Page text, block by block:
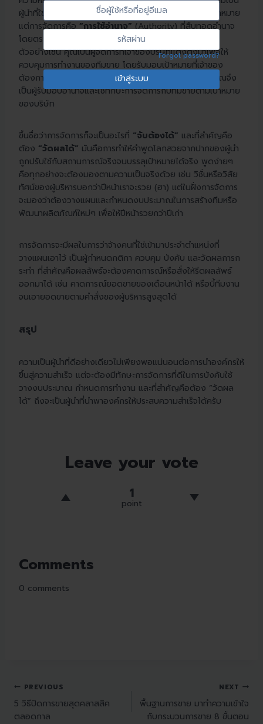
In
ผู้
ใช้
ที่
อยู่
ผ่าน
Forgot password?
ผู้นำที่ใช้อิทธิพลในการทำให้ผู้อื่นเชื่อและลงมือทำจนบรรลุเป้าหมาย
แต่การจัดการคือ“การใช้อำนาจ”(Authority) ที่สืบทอดอำนาจ
โดยตรงจากการแต่งตั้งโดยผู้นำระดับสูงอย่างเป็นทางการ
ตัวอย่างเช่น คุณเป็นผู้จัดการที่เจ้าของบริษัทแต่งตั้งมาเพื่อให้
ควบคุมการทำงานของทีมขาย โดยรับมอบเป้าหมายที่เจ้าของ
ต้องการให้คุณใช้งานทีมขายและฝึกฝนพวกเขาให้เก่งกาจ คุณจึง
เป็นผู้รับมอบอำนาจและใช้ทักษะการจัดการกับทีมขายตามเป้าหมาย
ของบริษัท
ขึ้นชื่อว่าการจัดการก็จะเป็นอะไรที่ “จับต้องได้” และที่สำคัญคือ
ต้อง “วัดผลได้” มันคือการทำให้คำพูดโลกสวยจากปากของผู้นำ
ถูกปรับใช้กับสถานการณ์จริงจนบรรลุเป้าหมายได้จริง พูดง่ายๆ
คือทุกอย่างจะต้องมองตามความเป็นจริงด้วย เช่น วิชั่นหรือวิสัย
ทัศน์ของผู้บริหารบอกว่าปีหน้าเราจะรวย (ฮา) แต่ในฝั่งการจัดการ
จะมองว่าต้องวางแผนและกำหนดงบประมาณในการสร้างทีมหรือ
พัฒนาผลิตภัณฑ์ใหม่ๆ เพื่อให้ปีหน้ารวยกว่าปีเก่า
การจัดการจะมีผลในการว่าจ้างคนที่ใช่เข้ามาประจำตำแหน่งที่
วางแผนเอาไว้ เป็นผู้กำหนดกติกา ควบคุม บังคับ และวัดผลการก
ระทำ ที่สำคัญคือผลลัพธ์จะต้องคาดการณ์หรือสั่งให้รีดผลลัพธ์
ออกมาได้ เช่น คาดการณ์ยอดขายของเดือนหน้าได้ หรือบี้ทีมงาน
จนเอายอดขายตามคำสั่งของผู้บริหารสูงสุดได้
สรุป
ความเป็นผู้นำที่ดีอย่างเดียวไม่เพียงพอแน่นอนต่อการนำองค์กรให้
ขึ้นสู่ความสำเร็จ แต่จะต้องมีทักษะการจัดการที่ดีในการบังคับใช้
วางงบประมาณ กำหนดการทำงาน และที่สำคัญคือต้อง “วัดผล
ได้” ถึงจะเป็นผู้นำที่นำพาองค์กรให้ประสบความสำเร็จได้ครับ
Leave your vote
1
point
Comments
0 comments
PREVIOUS
5 วิธีปิดการขายสุดคลาสสิค
ตลอดกาล
NEXT
พื้นฐานการขาย มาทำความเข้าใจ
กับกระบวนการขาย 8 ขั้นตอน